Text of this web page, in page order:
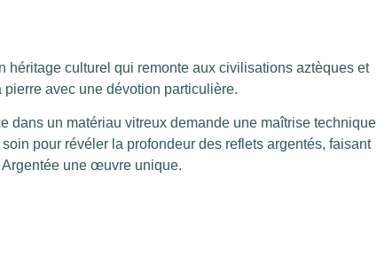
héritage culturel qui remonte aux civilisations aztèques et
avec une dévotion particulière.
dans un matériau vitreux demande une maîtrise technique
pour révéler la profondeur des reflets argentés, faisant
une œuvre unique.